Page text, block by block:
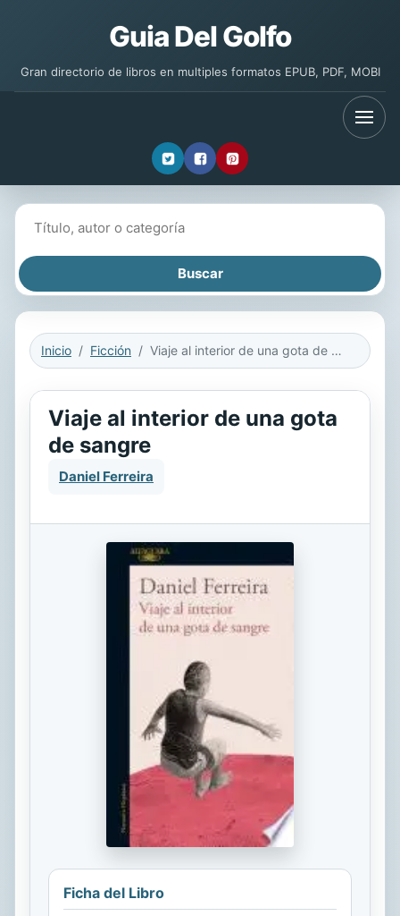
Guia Del Golfo
Gran directorio de libros en multiples formatos EPUB, PDF, MOBI
Inicio Ficción Viaje al interior de una gota de sangre
Viaje al interior de una gota
de sangre
Daniel Ferreira
Ficha del Libro